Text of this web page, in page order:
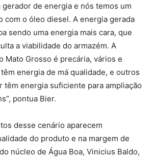
de energia e nós temos um
com o óleo diesel. A energia gerada
sendo uma energia mais cara, que
a viabilidade do armazém. A
Mato Grosso é precária, vários e
energia de má qualidade, e outros
têm energia suficiente para ampliação
pontua Bier.
desse cenário aparecem
do produto e na margem de
núcleo de Água Boa, Vinicius Baldo,